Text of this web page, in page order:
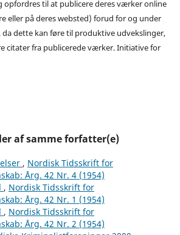
opfordres til at publicere deres værker online
eller på deres websted) forud for og under
dette kan føre til produktive udvekslinger,
citater fra publicerede værker. Initiative for
af samme forfatter(e)
, Nordisk Tidsskrift for
Årg. 42 Nr. 4 (1954)
, Nordisk Tidsskrift for
Årg. 42 Nr. 1 (1954)
, Nordisk Tidsskrift for
Årg. 42 Nr. 2 (1954)